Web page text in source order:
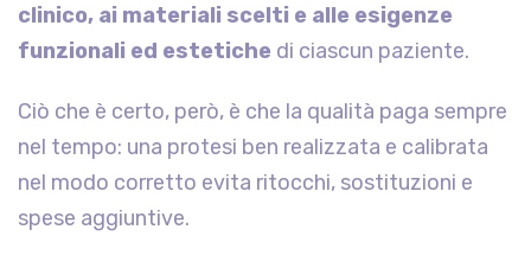
clinico, ai materiali scelti e alle esigenze
funzionali ed estetiche di ciascun paziente.
Ciò che è certo, però, è che la qualità paga sempre
nel tempo: una protesi ben realizzata e calibrata
nel modo corretto evita ritocchi, sostituzioni e
spese aggiuntive.